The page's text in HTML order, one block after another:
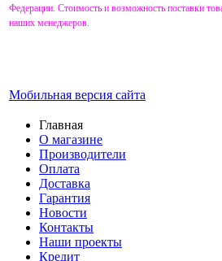
Федерации. Стоимость и возможность поставки
наших менеджеров.
Мобильная версия сайта
Главная
О магазине
Производители
Оплата
Доставка
Гарантия
Новости
Контакты
Наши проекты
Кредит